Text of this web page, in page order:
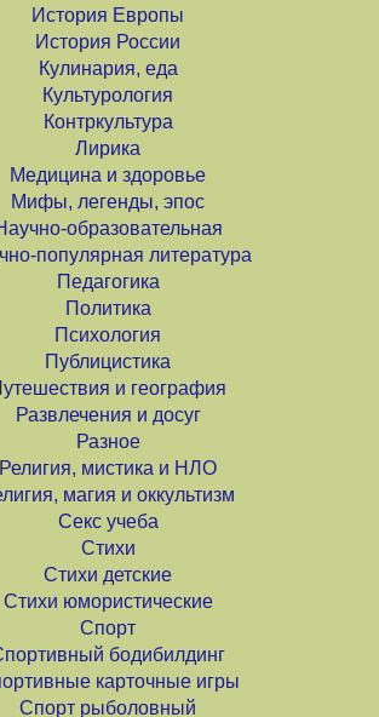
История Европы
История России
Кулинария, еда
Культурология
Контркультура
Лирика
Медицина и здоровье
Мифы, легенды, эпос
образовательная
популярная литература
Педагогика
Политика
Психология
Публицистика
и география
Развлечения и досуг
Разное
Религия, мистика и НЛО
магия и оккультизм
Секс учеба
Стихи
Стихи детские
Стихи юмористические
Спорт
бодибилдинг
карточные игры
Спорт рыболовный